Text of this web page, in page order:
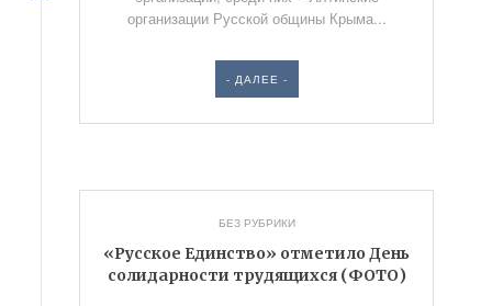
организации Русской общины Крыма...
- ДАЛЕЕ -
БЕЗ РУБРИКИ
«Русское Единство» отметило День
солидарности трудящихся (ФОТО)